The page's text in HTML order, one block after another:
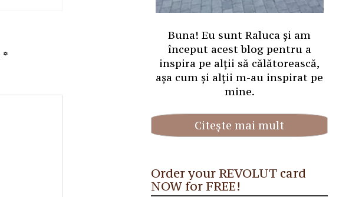
*
Buna! Eu sunt Raluca și am
început acest blog pentru a
inspira pe alții să călătorească,
așa cum și alții m-au inspirat pe
mine.
Citește mai mult
Order your REVOLUT card
NOW for FREE!